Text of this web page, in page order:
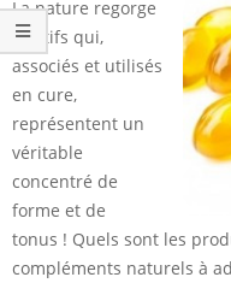
La nature regorge
d’actifs qui,
associés et utilisés
en cure,
représentent un
véritable
concentré de
forme et de
tonus ! Quels sont les
compléments naturels à